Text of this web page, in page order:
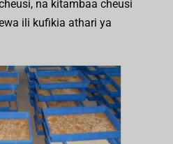
na kitambaa cheusi
ili kufikia athari ya